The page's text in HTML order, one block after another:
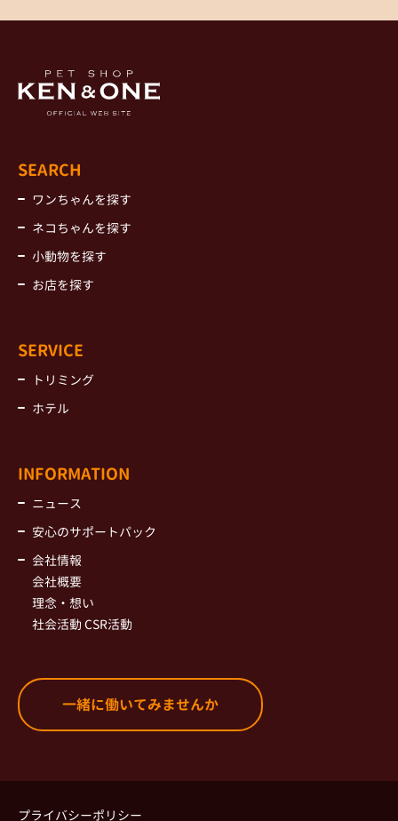
SEARCH
ワンちゃんを探す
ネコちゃんを探す
小動物を探す
お店を探す
SERVICE
トリミング
ホテル
INFORMATION
ニュース
安心のサポートパック
会社情報
会社概要
理念・想い
社会活動 CSR活動
一緒に働いてみませんか
プライバシーポリシー